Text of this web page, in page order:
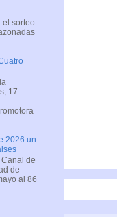
el sorteo
17
2026 un
de
de
al 86